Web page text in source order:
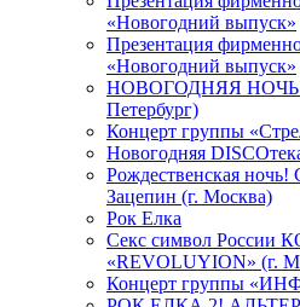
«Новогодний выпуск»
Презентация
«Новогодний выпуск»
НОВОГОДНЯЯ НОЧЬ -
Петербург)
Концерт группы
Новогодняя
Рождественская
Зацепин (г. Москва)
Рок Елка
Секс символ России
«REVOLUYION» (г.
Концерт группы